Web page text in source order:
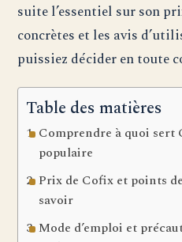
suite l’essentiel sur son
concrètes et les avis
puissiez décider en toute
Table des matières
Comprendre à quoi sert
populaire
Prix de Cofix et points
savoir
Mode d’emploi et